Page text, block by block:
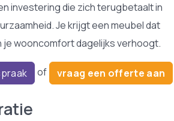
investering die zich terugbetaalt in
Je krijgt een meubel dat
je wooncomfort dagelijks verhoogt.
of
vraag een offerte aan